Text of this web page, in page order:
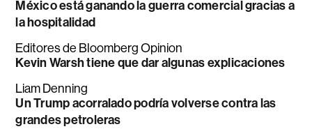
México está ganando la guerra comercial gracias a
la hospitalidad
Editores de Bloomberg Opinion
Kevin Warsh tiene que dar algunas explicaciones
Liam Denning
Un Trump acorralado podría volverse contra las
grandes petroleras